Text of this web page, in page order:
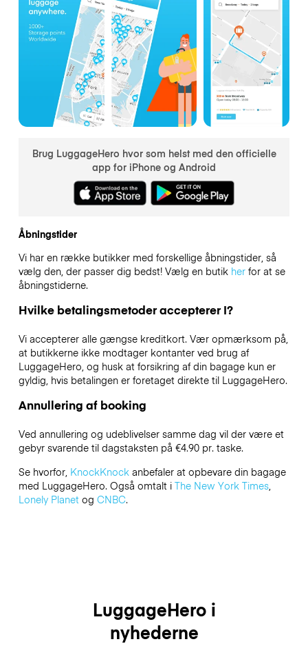
Brug LuggageHero hvor som helst med den officielle
app for iPhone og Android
Åbningstider
Vi har en række butikker med forskellige åbningstider, så
vælg den, der passer dig bedst! Vælg en butik herfor at se
åbningstiderne.
Hvilke betalingsmetoder accepterer I?
Vi accepterer alle gængse kreditkort. Vær opmærksom på,
at butikkerne ikke modtager kontanter ved brug af
LuggageHero, og husk at forsikring af din bagage kun er
gyldig, hvis betalingen er foretaget direkte til LuggageHero.
Annullering af booking
Ved annullering og udeblivelser samme dag vil der være et
gebyr svarende til dagstaksten på €4.90 pr. taske.
Se hvorfor, KnockKnockanbefaler at opbevare din bagage
med LuggageHero. Også omtalt i The New York Times,
Lonely Planetog CNBC.
LuggageHero i
nyhederne